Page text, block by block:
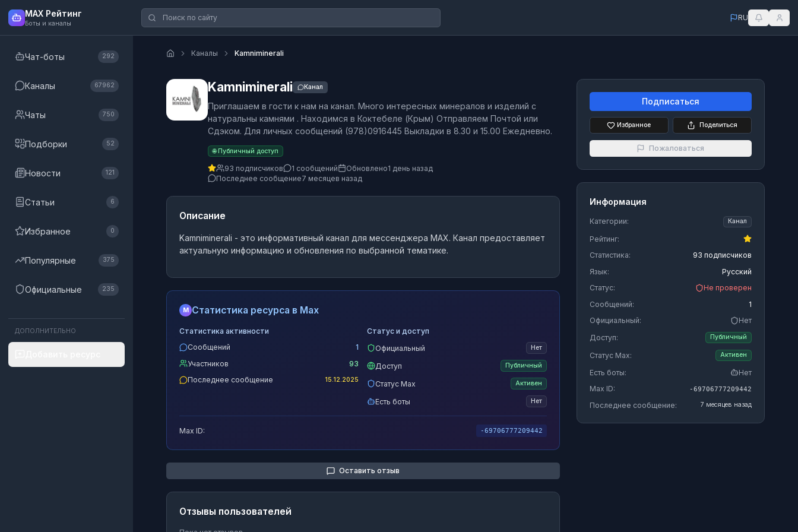
MAX Рейтинг
Боты и каналы
Чат-боты 292
Каналы 67962
Чаты 750
Подборки 52
Новости 121
Статьи 6
Избранное 0
Популярные 375
Официальные 235
ДОПОЛНИТЕЛЬНО
RU
Каналы Kamniminerali
Kamniminerali Канал
Приглашаем в гости к нам на канал. Много интересных минералов и изделий с
натуральны камнями . Находимся в Коктебеле (Крым) Отправляем Почтой или
Сдэком. Для личных сообщений (978)0916445 Выкладки в 8.30 и 15.00 Ежедневно.
🌐 Публичный доступ
93 подписчиков 1 сообщений Обновлено1 день назад
Последнее сообщение7 месяцев назад
Описание
Kamniminerali - это информативный канал для мессенджера MAX. Канал предоставляет
актуальную информацию и обновления по выбранной тематике.
M Статистика ресурса в Max
Статистика активности
Сообщений
1
Участников
93
Последнее сообщение
15.12.2025
Статус и доступ
Официальный
Нет
Доступ Публичный
Статус Max Активен
Есть боты Нет
Max ID: -69706777209442
Оставить отзыв
Отзывы пользователей
Подписаться
Избранное Поделиться
Пожаловаться
Информация
Категории: Канал
Рейтинг:
Статистика:
93 подписчиков
Язык:
Русский
Статус:
Не проверен
Сообщений:
1
Официальный:
Нет
Доступ:
Публичный
Статус Max: Активен
Есть боты:
Нет
Max ID:
-69706777209442
Последнее сообщение: 7 месяцев назад